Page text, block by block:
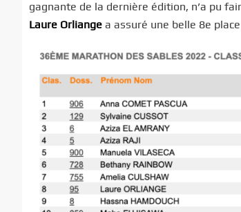
gagnante de la dernière édition, n’a pu
Laure Orliange a assuré une belle 8e